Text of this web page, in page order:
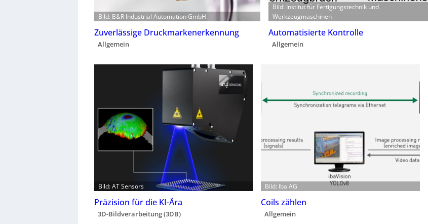
Bild: B&R Industrial Automation GmbH
Zuverlässige Druckmarkenerkennung
Allgemein
Bild: Institut für Fertigungstechnik und
Werkzeugmaschinen
Automatisierte Kontrolle
Allgemein
Bild: AT Sensors
Präzision für die KI-Ära
3D-Bildverarbeitung (3DB)
Bild: Iba AG
Coils zählen
Allgemein